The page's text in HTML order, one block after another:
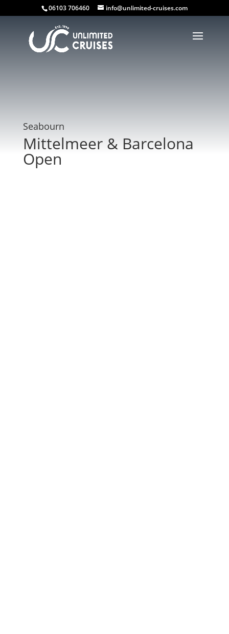
06103 706460 info@unlimited-cruises.com
Seabourn
Mittelmeer & Barcelona
Open